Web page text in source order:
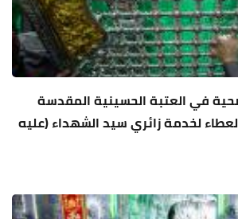
في العتبة الحسينية المقدسة
لخدمة زائري سيد الشهداء (عليه